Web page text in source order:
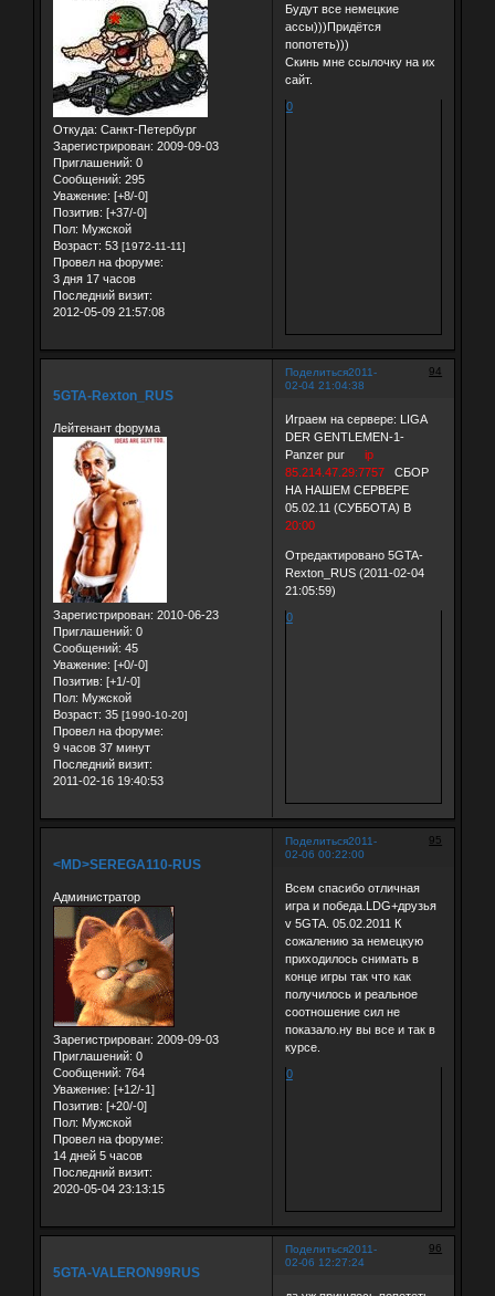
Откуда: Санкт-Петербург
Зарегистрирован: 2009-09-03
Приглашений: 0
Сообщений: 295
Уважение: [+8/-0]
Позитив: [+37/-0]
Пол: Мужской
Возраст: 53 [1972-11-11]
Провел на форуме:
3 дня 17 часов
Последний визит:
2012-05-09 21:57:08
Будут все немецкие
ассы)))Придётся
попотеть)))
Скинь мне ссылочку на их
сайт.
0
Поделиться 94
2011-
02-04 21:04:38
5GTA-Rexton_RUS
Лейтенант форума
Зарегистрирован: 2010-06-23
Приглашений: 0
Сообщений: 45
Уважение: [+0/-0]
Позитив: [+1/-0]
Пол: Мужской
Возраст: 35 [1990-10-20]
Провел на форуме:
9 часов 37 минут
Последний визит:
2011-02-16 19:40:53
Играем на сервере: LIGA
DER GENTLEMEN-1-
Panzer pur ip
85.214.47.29:7757СБОР
НА НАШЕМ СЕРВЕРЕ
05.02.11 (СУББОТА) В
20:00
Отредактировано 5GTA-
Rexton_RUS (2011-02-04
21:05:59)
0
Поделиться 95
2011-
02-06 00:22:00
<MD>SEREGA110-RUS
Администратор
Зарегистрирован: 2009-09-03
Приглашений: 0
Сообщений: 764
Уважение: [+12/-1]
Позитив: [+20/-0]
Пол: Мужской
Провел на форуме:
14 дней 5 часов
Последний визит:
2020-05-04 23:13:15
Всем спасибо отличная
игра и победа.LDG+друзья
v 5GTA. 05.02.2011 К
сожалению за немецкую
приходилось снимать в
конце игры так что как
получилось и реальное
соотношение сил не
показало.ну вы все и так в
курсе.
0
Поделиться 96
2011-
02-06 12:27:24
5GTA-VALERON99RUS